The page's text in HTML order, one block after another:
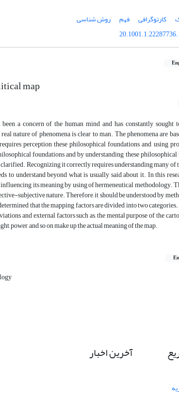
کارتوگرافی فهم
روش شناسی
map
a concern of the human mind and has constantly sought
nature of phenomena is clear to man. The phenomena are
perception these philosophical foundations and using
foundations and by understanding these
Recognizing it correctly requires understanding many of
to understand beyond what is usually said about it. In this
its meaning by using of hermeneutical methodology.
subjective nature. Therefore, it should be understood by
that the mapping factors are divided into two
and external factors such as, the mental purpose of the
power, and so on make up the actual meaning of the map.
آخرین اخبار